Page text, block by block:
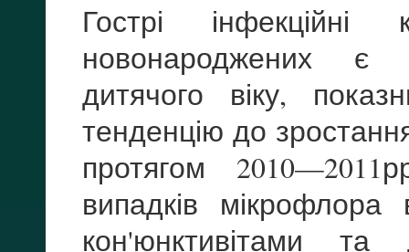
Гострі інфекційні
новонароджених є
дитячого віку,
тенденцію до
протягом
випадків
кон'юнктивітами та